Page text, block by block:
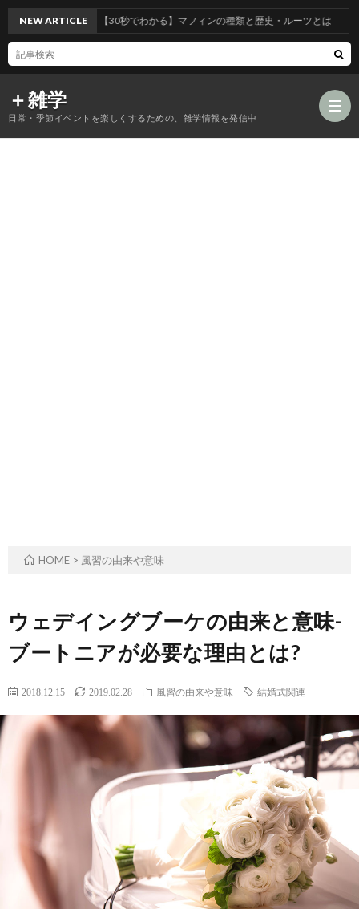
＋雑学
日常・季節イベントを楽しくするための、雑学情報を発信中
NEW ARTICLE【30秒でわかる】マフィンの種類と歴史・ルーツとは
HOME > 風習の由来や意味
ウェデイングブーケの由来と意味-
ブートニアが必要な理由とは?
2018.12.15 2019.02.28 風習の由来や意味 結婚式関連